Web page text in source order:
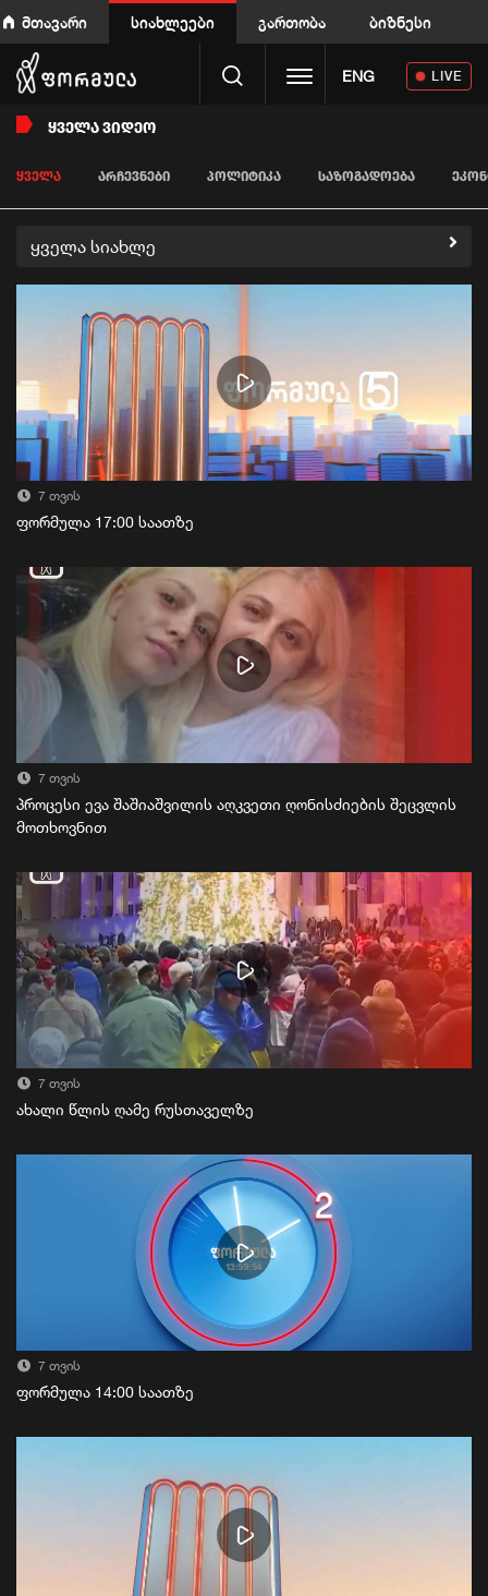
მთავარი სიახლეები გართობა ბიზნესი
Toggle navigation
ENG LIVE
ᲧᲕᲔᲚᲐ ᲕᲘᲓᲔᲝ
ᲧᲕᲔᲚᲐ ᲐᲠᲩᲔᲕᲜᲔᲑᲘ ᲞᲝᲚᲘᲢᲘᲙᲐ ᲡᲐᲖᲝᲒᲐᲓᲝᲔᲑᲐ
ყველა სიახლე
7 თვის
ფორმულა 17:00 საათზე
7 თვის
პროცესი ევა შაშიაშვილის აღკვეთი ღონისძიების შეცვლის
მოთხოვნით
7 თვის
ახალი წლის ღამე რუსთაველზე
7 თვის
ფორმულა 14:00 საათზე